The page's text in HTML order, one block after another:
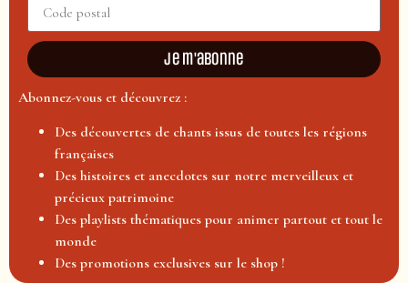
Je m'abonne
Abonnez-vous et découvrez :
Des découvertes de chants issus de toutes les régions
françaises
Des histoires et anecdotes sur notre merveilleux et
précieux patrimoine
Des playlists thématiques pour animer partout et tout le
monde
Des promotions exclusives sur le shop !